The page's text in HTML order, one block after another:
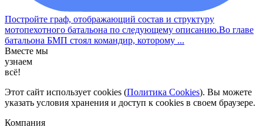
Постройте граф, отображающий состав и структуру
мотопехотного батальона по следующему описанию.Во главе
батальона БМП стоял командир, которому ...
Вместе мы
узнаем
всё!
Этот сайт использует cookies (Политика Cookies). Вы можете
указать условия хранения и доступ к cookies в своем браузере.
Компания